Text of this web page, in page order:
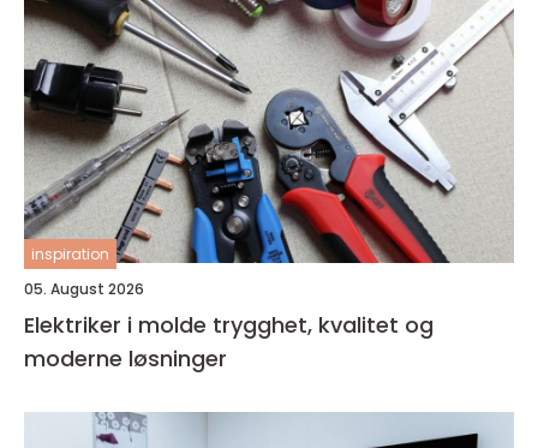
inspiration
05. August 2026
Elektriker i molde trygghet, kvalitet og
moderne løsninger